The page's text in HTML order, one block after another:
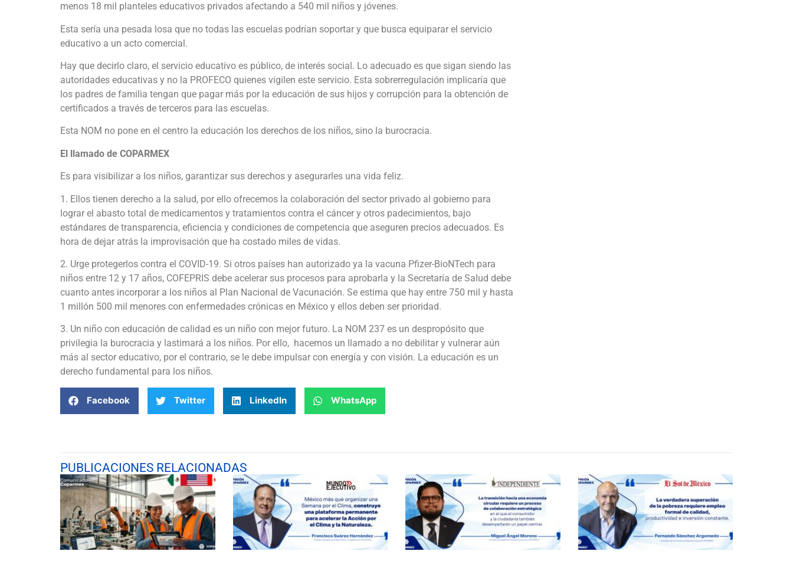
menos 18 mil planteles educativos privados afectando a 540 mil niños y jóvenes.
Esta sería una pesada losa que no todas las escuelas podrían soportar y que busca equiparar el servicio
educativo a un acto comercial.
Hay que decirlo claro, el servicio educativo es público, de interés social. Lo adecuado es que sigan siendo las
autoridades educativas y no la PROFECO quienes vigilen este servicio. Esta sobrerregulación implicaría que
los padres de familia tengan que pagar más por la educación de sus hijos y corrupción para la obtención de
certificados a través de terceros para las escuelas.
Esta NOM no pone en el centro la educación los derechos de los niños, sino la burocracia.
El llamado de COPARMEX
Es para visibilizar a los niños, garantizar sus derechos y asegurarles una vida feliz.
1. Ellos tienen derecho a la salud, por ello ofrecemos la colaboración del sector privado al gobierno para
lograr el abasto total de medicamentos y tratamientos contra el cáncer y otros padecimientos, bajo
estándares de transparencia, eficiencia y condiciones de competencia que aseguren precios adecuados. Es
hora de dejar atrás la improvisación que ha costado miles de vidas.
2. Urge protegerlos contra el COVID-19. Si otros países han autorizado ya la vacuna Pfizer-BioNTech para
niños entre 12 y 17 años, COFEPRIS debe acelerar sus procesos para aprobarla y la Secretaría de Salud debe
cuanto antes incorporar a los niños al Plan Nacional de Vacunación. Se estima que hay entre 750 mil y hasta
1 millón 500 mil menores con enfermedades crónicas en México y ellos deben ser prioridad.
3. Un niño con educación de calidad es un niño con mejor futuro. La NOM 237 es un despropósito que
privilegia la burocracia y lastimará a los niños. Por ello, hacemos un llamado a no debilitar y vulnerar aún
más al sector educativo, por el contrario, se le debe impulsar con energía y con visión. La educación es un
derecho fundamental para los niños.
Facebook Twitter LinkedIn WhatsApp
PUBLICACIONES RELACIONADAS